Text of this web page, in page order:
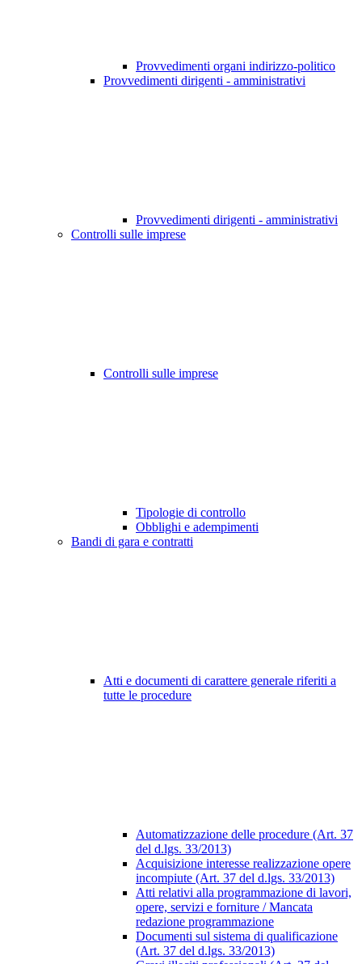
Provvedimenti organi indirizzo-politico
Provvedimenti dirigenti - amministrativi
Provvedimenti dirigenti - amministrativi
Controlli sulle imprese
Controlli sulle imprese
Tipologie di controllo
Obblighi e adempimenti
Bandi di gara e contratti
Atti e documenti di carattere generale riferiti a
tutte le procedure
Automatizzazione delle procedure (Art. 37
del d.lgs. 33/2013)
Acquisizione interesse realizzazione opere
incompiute (Art. 37 del d.lgs. 33/2013)
Atti relativi alla programmazione di lavori,
opere, servizi e forniture / Mancata
redazione programmazione
Documenti sul sistema di qualificazione
(Art. 37 del d.lgs. 33/2013)